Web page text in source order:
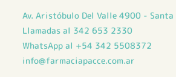
Av. Aristóbulo Del Valle 4900 - Santa
Llamadas al 342 653 2330
WhatsApp al +54 342 5508372
info@farmaciapacce.com.ar